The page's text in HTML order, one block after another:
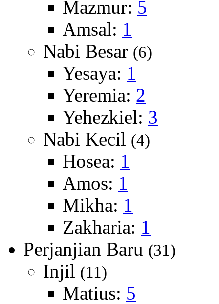
Mazmur: 5
Amsal: 1
Nabi Besar (6)
Yesaya: 1
Yeremia: 2
Yehezkiel: 3
Nabi Kecil (4)
Hosea: 1
Amos: 1
Mikha: 1
Zakharia: 1
Perjanjian Baru (31)
Injil (11)
Matius: 5